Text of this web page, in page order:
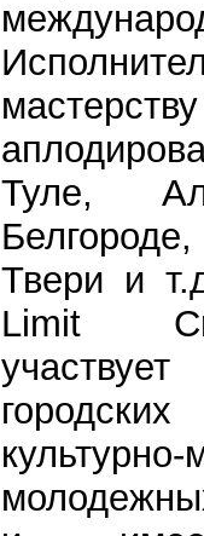
Туле,
Твери и
Limit